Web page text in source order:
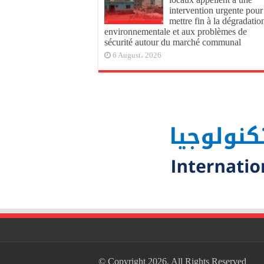
intervention urgente pour
mettre fin à la
environnementale et aux problèmes de
sécurité autour du marché communal
6 August، 2026
© Copyright 2026, All Rights Reserved